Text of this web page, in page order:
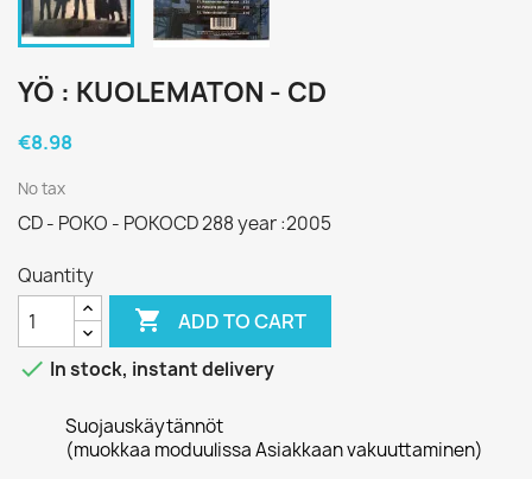
YÖ : KUOLEMATON - CD
€8.98
No tax
CD - POKO - POKOCD 288 year :2005
Quantity
 ADD TO CART
 In stock, instant delivery
Suojauskäytännöt
(muokkaa moduulissa Asiakkaan vakuuttaminen)